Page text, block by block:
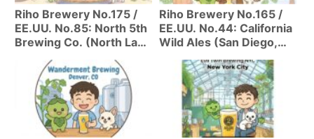
Riho Brewery No.175 /
EE.UU. No.85: North 5th
Brewing Co. (North Las
Vegas, NV) | IPA clara
estilo San Diego y stout
brillante, la primera
cerveceria de Las Vegas
Riho Brewery No.165 /
EE.UU. No.44: California
Wild Ales (San Diego,
CA) | Degustando el
mundo de la acidez con
un beer flight de wild